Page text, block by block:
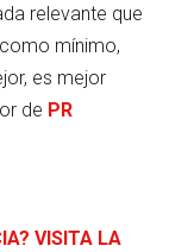
relevante que
mínimo,
es mejor
de PR
VISITA LA